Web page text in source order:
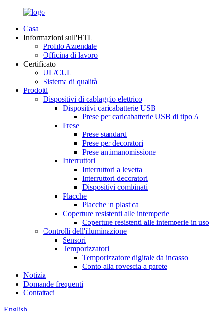
Casa
Informazioni sull'HTL
Profilo Aziendale
Officina di lavoro
Certificato
UL/CUL
Sistema di qualità
Prodotti
Dispositivi di cablaggio elettrico
Dispositivi caricabatterie USB
Prese per caricabatterie USB di tipo A
Prese
Prese standard
Prese per decoratori
Prese antimanomissione
Interruttori
Interruttori a levetta
Interruttori decoratori
Dispositivi combinati
Placche
Placche in plastica
Coperture resistenti alle intemperie
Coperture resistenti alle intemperie in uso
Controlli dell'illuminazione
Sensori
Temporizzatori
Temporizzatore digitale da incasso
Conto alla rovescia a parete
Notizia
Domande frequenti
Contattaci
English